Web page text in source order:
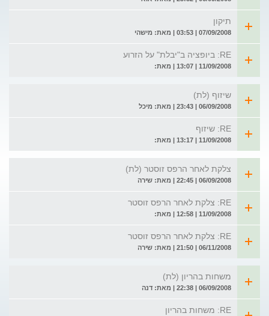
תיקון
07/09/2008 | 03:53 | מאת: מישהי
RE: ביופציה ב"יבלת" על הזרוע
11/09/2008 | 13:07 | מאת:
שיזוף (לת)
06/09/2008 | 23:43 | מאת: מיכל
RE: שיזוף
11/09/2008 | 13:17 | מאת:
צלקת לאחר הרפס זוסטר (לת)
06/09/2008 | 22:45 | מאת: שירה
RE: צלקת לאחר הרפס זוסטר
11/09/2008 | 12:58 | מאת:
RE: צלקת לאחר הרפס זוסטר
06/11/2008 | 21:50 | מאת: שירה
משחות בהריון (לת)
06/09/2008 | 22:38 | מאת: דנה
RE: משחות בהריון